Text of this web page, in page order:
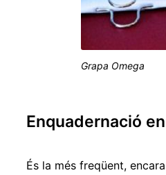
Grapa Omega
Enquadernació
És la més freqüent,